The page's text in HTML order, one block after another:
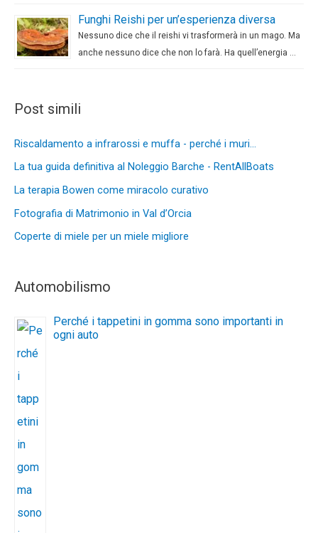
Funghi Reishi per un’esperienza diversa
Nessuno dice che il reishi vi trasformerà in un mago. Ma
anche nessuno dice che non lo farà. Ha quell’energia …
Post simili
Riscaldamento a infrarossi e muffa - perché i muri…
La tua guida definitiva al Noleggio Barche - RentAllBoats
La terapia Bowen come miracolo curativo
Fotografia di Matrimonio in Val d’Orcia
Coperte di miele per un miele migliore
Automobilismo
Perché i tappetini in gomma sono importanti in
ogni auto